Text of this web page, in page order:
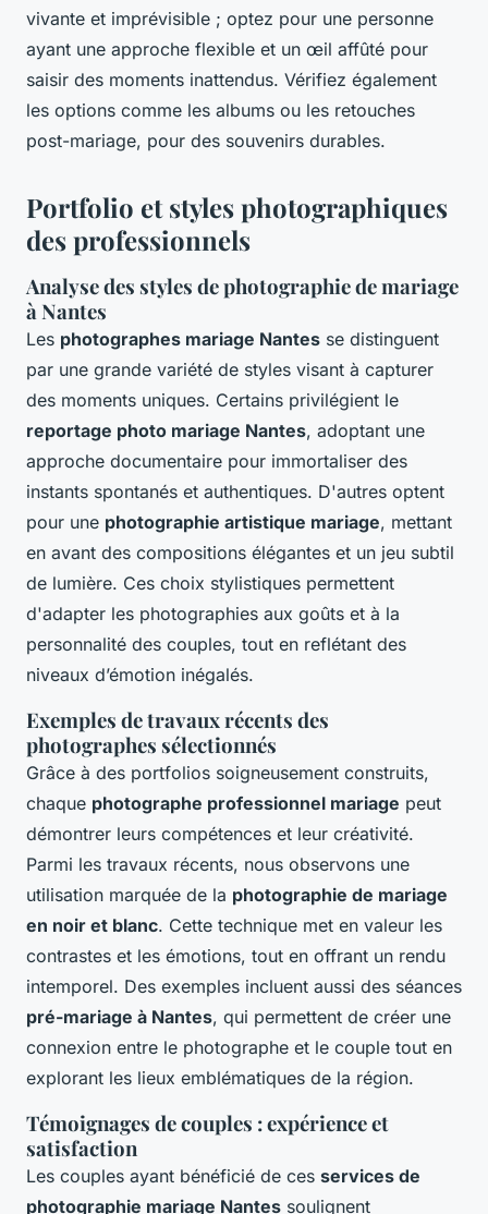
vivante et imprévisible ; optez pour une personne
ayant une approche flexible et un œil affûté pour
saisir des moments inattendus. Vérifiez également
les options comme les albums ou les retouches
post-mariage, pour des souvenirs durables.
Portfolio et styles photographiques
des professionnels
Analyse des styles de photographie de mariage
à Nantes
Les photographes mariage Nantes se distinguent
par une grande variété de styles visant à capturer
des moments uniques. Certains privilégient le
reportage photo mariage Nantes, adoptant une
approche documentaire pour immortaliser des
instants spontanés et authentiques. D'autres optent
pour une photographie artistique mariage, mettant
en avant des compositions élégantes et un jeu subtil
de lumière. Ces choix stylistiques permettent
d'adapter les photographies aux goûts et à la
personnalité des couples, tout en reflétant des
niveaux d’émotion inégalés.
Exemples de travaux récents des
photographes sélectionnés
Grâce à des portfolios soigneusement construits,
chaque photographe professionnel mariage peut
démontrer leurs compétences et leur créativité.
Parmi les travaux récents, nous observons une
utilisation marquée de la photographie de mariage
en noir et blanc. Cette technique met en valeur les
contrastes et les émotions, tout en offrant un rendu
intemporel. Des exemples incluent aussi des séances
pré-mariage à Nantes, qui permettent de créer une
connexion entre le photographe et le couple tout en
explorant les lieux emblématiques de la région.
Témoignages de couples : expérience et
satisfaction
Les couples ayant bénéficié de ces services de
photographie mariage Nantes soulignent